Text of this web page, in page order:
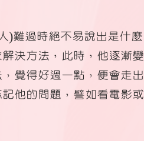
)難過時絕不易說出是什麼
決方法，此時，他逐漸變
覺得好過一點，便會走出
他的問題，譬如看電影或